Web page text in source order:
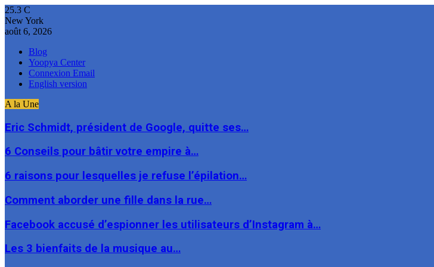
25.3 C
New York
août 6, 2026
Blog
Yoopya Center
Connexion Email
English version
A la Une
Eric Schmidt, président de Google, quitte ses…
6 Conseils pour bâtir votre empire à…
6 raisons pour lesquelles je refuse l’épilation…
Comment aborder une fille dans la rue…
Facebook accusé d’espionner les utilisateurs d’Instagram à…
Les 3 bienfaits de la musique au…